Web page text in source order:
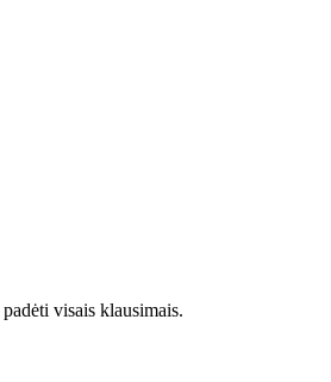
visais klausimais.